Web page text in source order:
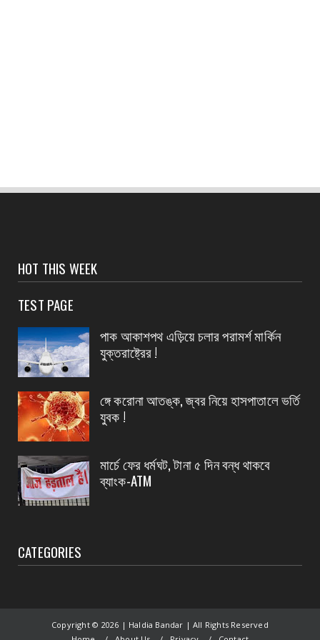
বর্ষাকালেও নিরবচ্ছিন্ন জনসেবায় সিভিক ভলান্টিয়ারদের
পাশে পূ...
হলদিয়া রানি চকে বিক্ষোভ মিছিল ও পথ অবরোধে সামিল
হলেন সি আই ...
CONTACT
পাঁশকুড়া এক নম্বর গ্রাম পঞ্চায়েতের বোর্ড গঠন করলো
August 05, 2026
HOT THIS WEEK
TEST PAGE
পাক আকাশপথ এড়িয়ে চলার পরামর্শ মার্কিন
যুক্তরাষ্ট্রের !
ঙ্গে করোনা আতঙ্ক, জ্বর নিয়ে হাসপাতালে ভর্তি
যুবক !
মার্চে ফের ধর্মঘট, টানা ৫ দিন বন্ধ থাকবে
ব্যাংক-ATM
CATEGORIES
Copyright © 2026 | Haldia Bandar | All Rights Reserved